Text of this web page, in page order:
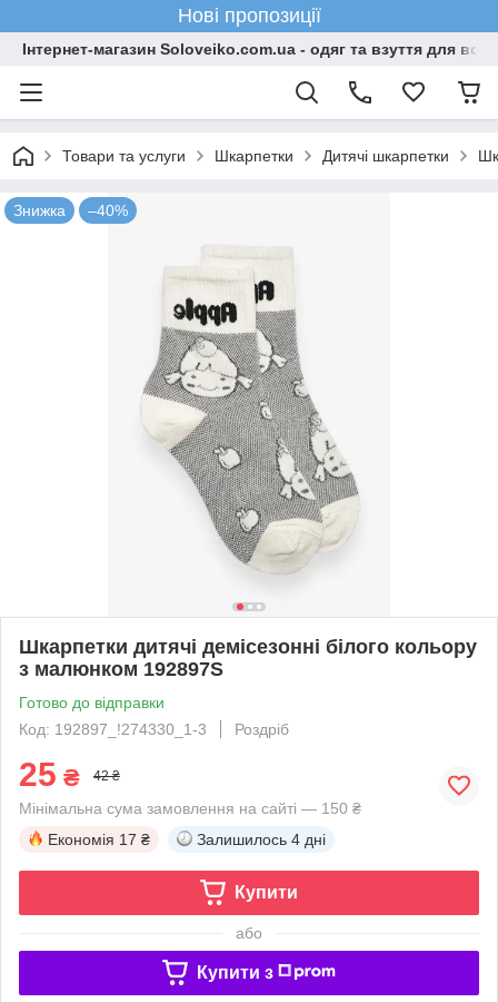
Нові пропозиції
Інтернет-магазин Soloveiko.com.ua - одяг та взуття для всієї
Товари та услуги Шкарпетки Дитячі шкарпетки
Знижка –40%
Шкарпетки дитячі демісезонні білого кольору
з малюнком 192897S
Готово до відправки
Код: 192897_!274330_1-3
Роздріб
25 ₴ 42 ₴
Мінімальна сума замовлення на сайті — 150 ₴
Економія 17 ₴ Залишилось 4 дні
Купити
або
Купити з